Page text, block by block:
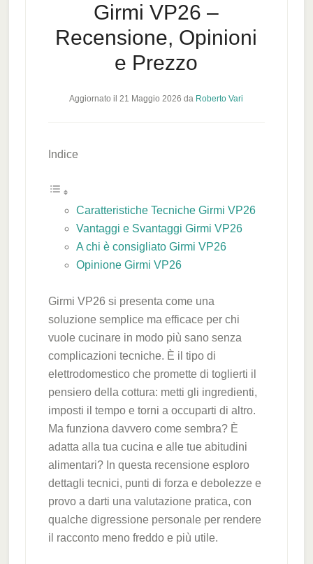
Girmi VP26 –
Recensione, Opinioni
e Prezzo
Aggiornato il21 Maggio 2026 da Roberto Vari
Indice
Caratteristiche Tecniche Girmi VP26
Vantaggi e Svantaggi Girmi VP26
A chi è consigliato Girmi VP26
Opinione Girmi VP26
Girmi VP26 si presenta come una
soluzione semplice ma efficace per chi
vuole cucinare in modo più sano senza
complicazioni tecniche. È il tipo di
elettrodomestico che promette di toglierti il
pensiero della cottura: metti gli ingredienti,
imposti il tempo e torni a occuparti di altro.
Ma funziona davvero come sembra? È
adatta alla tua cucina e alle tue abitudini
alimentari? In questa recensione esploro
dettagli tecnici, punti di forza e debolezze e
provo a darti una valutazione pratica, con
qualche digressione personale per rendere
il racconto meno freddo e più utile.